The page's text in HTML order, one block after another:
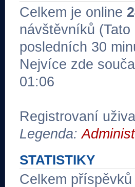
Celkem je online
návštěvníků
posledních 30
Nejvíce zde
01:06
Registrovaní
Legenda:
STATISTIKY
Celkem příspěvků